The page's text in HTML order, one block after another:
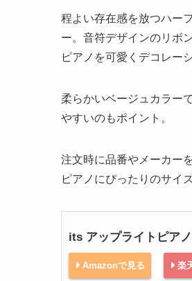
程よい存在感を放つハー
ー。音符デザインのリボ
ピアノを可愛くデコレー
柔らかいベージュカラー
やすいのもポイント。
注文時に品番やメーカー
ピアノにぴったりのサイ
its アップライトピア
Amazonで見る 楽